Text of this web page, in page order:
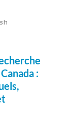
: